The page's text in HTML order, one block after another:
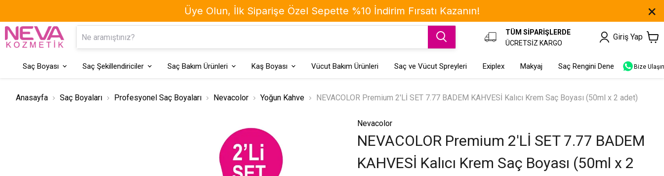
TÜM SİPARİŞLERDE
ÜCRETSİZ KARGO
Giriş Yap
Saç Boyası Saç Şekillendiriciler Saç Bakım Ürünleri Kaş Boyası Vücut Bakım Ürünleri Saç ve Vücut Spreyleri Exiplex Makyaj Saç Rengini Dene Bize Ulaşın
Anasayfa Saç Boyaları Profesyonel Saç Boyaları Nevacolor Yoğun Kahve NEVACOLOR Premium 2'Lİ SET 7.77 BADEM KAHVESİ Kalıcı Krem Saç Boyası (50ml x 2 adet)
Nevacolor
NEVACOLOR Premium 2'Lİ SET 7.77 BADEM
KAHVESİ Kalıcı Krem Saç Boyası (50ml x 2
Üye Olun, İlk Siparişe Özel Sepette %10 İndirim Fırsatı Kazanın!